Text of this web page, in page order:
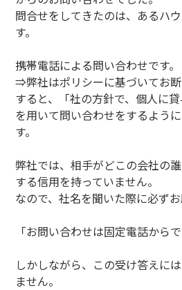
問合せをしてきたのは、あるハ
す。
携帯電話による問い合わせです。
⇒弊社はポリシーに基づいてお断
すると、「社の方針で、個人に
を用いて問い合わせをするよう
す。
弊社では、相手がどこの会社の
する信用を持っていません。
なので、社名を聞いた際に必ずお
「お問い合わせは固定電話から
しかしながら、この受け答えに
ません。